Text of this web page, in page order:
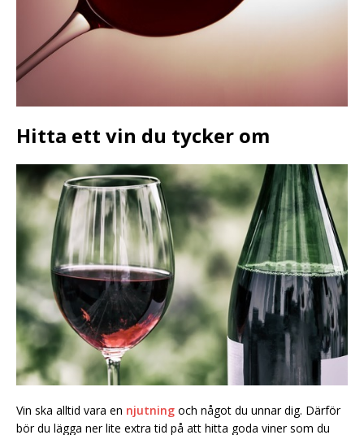
Hitta ett vin du tycker om
Vin ska alltid vara en njutning och något du unnar dig. Därför
bör du lägga ner lite extra tid på att hitta goda viner som du